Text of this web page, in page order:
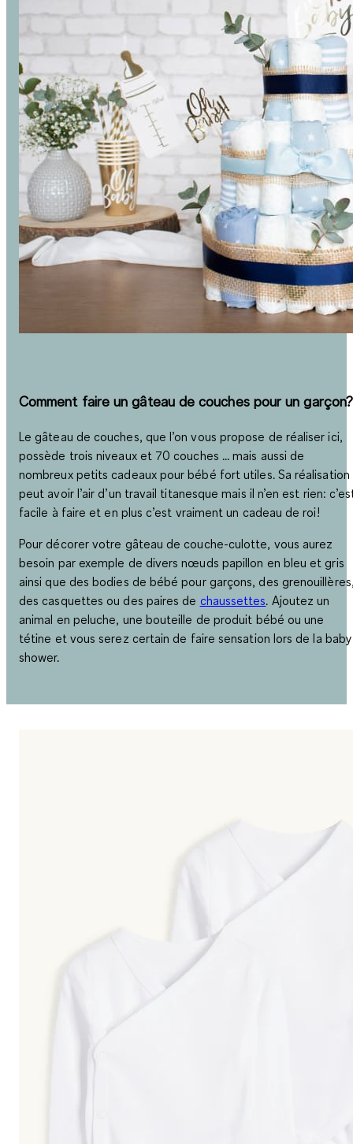
Comment faire un gâteau de couches pour un garçon?
Le gâteau de couches, que l’on vous propose de réaliser ici,
possède trois niveaux et 70 couches ... mais aussi de
nombreux petits cadeaux pour bébé fort utiles. Sa réalisation
peut avoir l’air d’un travail titanesque mais il n’en est rien:
facile à faire et en plus c’est vraiment un cadeau de roi!
Pour décorer votre gâteau de couche-culotte, vous aurez
besoin par exemple de divers nœuds papillon en bleu et gris
ainsi que des bodies de bébé pour garçons, des
des casquettes ou des paires de chaussettes. Ajoutez un
animal en peluche, une bouteille de produit bébé ou une
tétine et vous serez certain de faire sensation lors de la
shower.